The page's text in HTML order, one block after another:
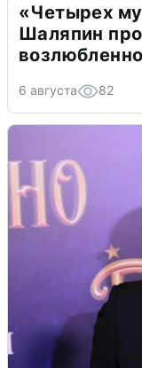
«Четырех
Шаляпин
6 августа 82